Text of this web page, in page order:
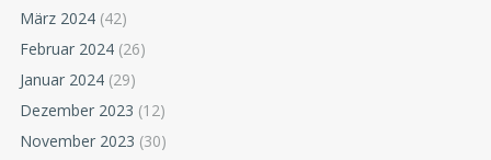
März 2024 (42)
Februar 2024 (26)
Januar 2024 (29)
Dezember 2023 (12)
November 2023 (30)